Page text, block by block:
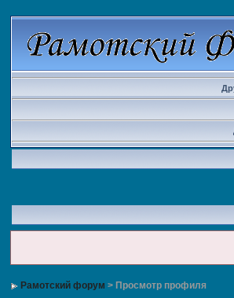
Рамотский форум > Просмотр профиля